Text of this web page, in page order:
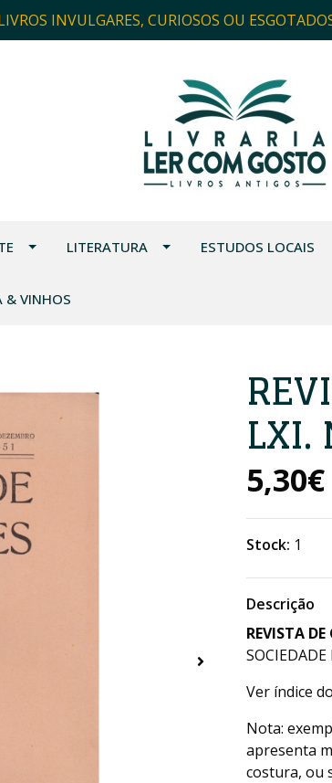
INVULGARES, CURIOSOS OU
LITERATURA ESTUDOS LOCAIS
& VINHOS
LXI.
5,30€
Stock: 1
Descrição
REVISTA
Ver índice
Nota:
apresenta
costura, ou